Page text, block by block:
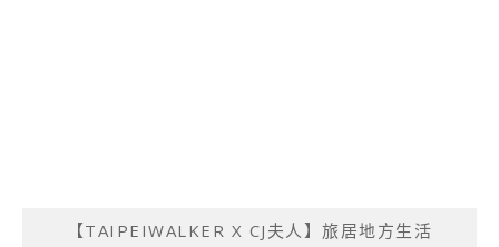
【TAIPEIWALKER X CJ夫人】旅居地方生活